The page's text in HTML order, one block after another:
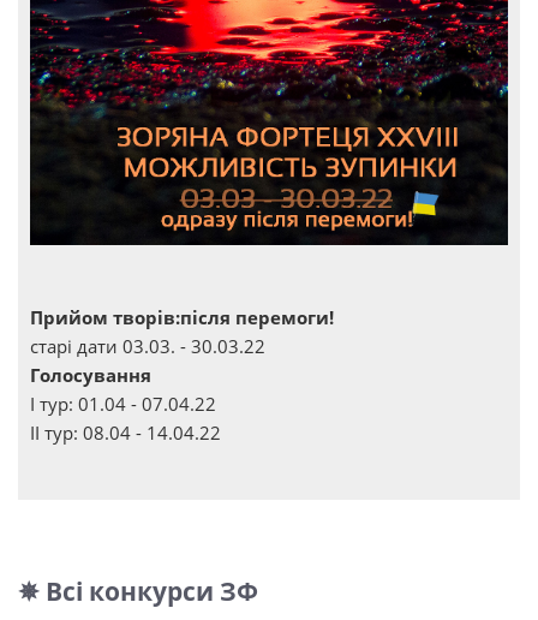
Прийом творів:після перемоги!
старі дати 03.03. - 30.03.22
Голосування
І тур: 01.04 - 07.04.22
ІІ тур: 08.04 - 14.04.22
✵ Всі конкурси ЗФ